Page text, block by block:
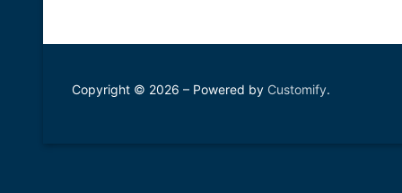
Copyright © 2026 – Powered by Customify.